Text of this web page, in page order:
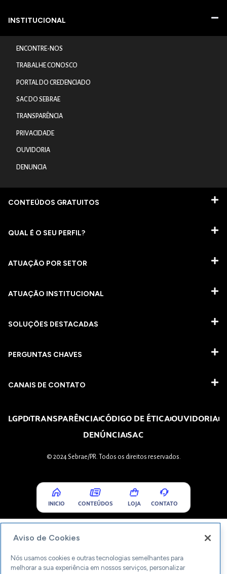
INSTITUCIONAL
ENCONTRE-NOS
TRABALHE CONOSCO
PORTAL DO CREDENCIADO
SAC DO SEBRAE
TRANSPARÊNCIA
PRIVACIDADE
OUVIDORIA
DENUNCIA
CONTEÚDOS GRATUITOS
QUAL É O SEU PERFIL?
ATUAÇÃO POR SETOR
ATUAÇÃO INSTITUCIONAL
SOLUÇÕES DESTACADAS
PERGUNTAS CHAVES​
CANAIS DE CONTATO
LGPDTRANSPARÊNCIACÓDIGO DE ÉTICAOUVIDORIA
DENÚNCIASAC
© 2024 Sebrae/PR. Todos os direitos reservados.
INICIO CONTEÚDOS LOJA CONTATO
Aviso de Cookies
Nós usamos cookies e outras tecnologias semelhantes para
melhorar a sua experiência em nossos serviços, personalizar